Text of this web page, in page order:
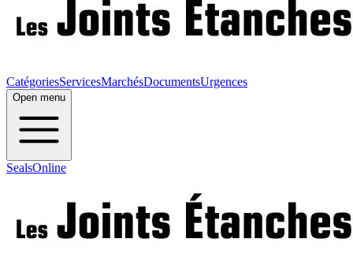
CatégoriesServicesMarchésDocumentsUrgences
Open menu
SealsOnline